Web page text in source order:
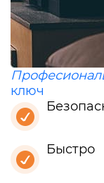
ключ
Быстро